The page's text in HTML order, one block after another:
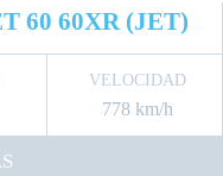
60 60XR (JET)
VELOCIDAD
778 km/h